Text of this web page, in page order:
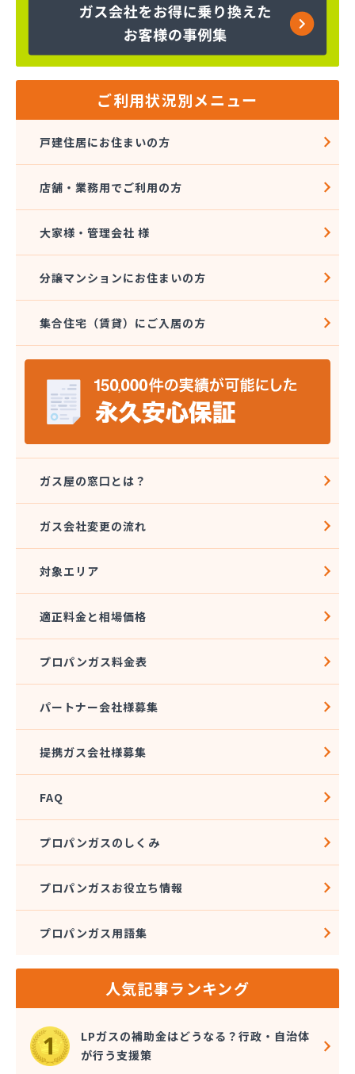
株式会社コスモ通商
株式会社ザ・トーカイ 川越支店
株式会社ザ・トーカイ 川口支店
株式会社サイサン 浦和営業所
株式会社サイサン 東松山営業所
株式会社サイサン 日高営業所
株式会社サイタマ高橋住設店
株式会社サントーコー 上福岡営業所
株式会社シミズ
株式会社シライシ ホームエネルギー事業本部
株式会社シライシ 埼玉西支店
株式会社シライシ 埼玉東部営業所
株式会社シライシ 埼玉北事業所
株式会社シンエイ
株式会社タカサカ
株式会社タガヤ
株式会社トーエル 川越営業所
株式会社トーエル 南埼玉営業所
株式会社ナカノヤ
株式会社フクダ
株式会社マルキ
株式会社ミツウロコヴェッセル 白岡店
株式会社ミツウロコヴェッセル 武蔵店
株式会社みやた商店
株式会社ライフプラス
株式会社レインボー 西埼玉営業所
株式会社磯野商事
株式会社遠藤商店
株式会社外塚商店
株式会社丸喜
株式会社丸芝高圧瓦斯
株式会社熊木節三商店
株式会社栗田商店
株式会社斎徳商店
株式会社山田商会
株式会社春山重吉商店
株式会社春山商店
株式会社森プロパン 早稲田営業所
株式会社仁井田設備
株式会社杉本設備工業
ご利用状況別メニュー
戸建住居にお住まいの方
店舗・業務用でご利用の方
大家様・管理会社 様
分譲マンションにお住まいの方
集合住宅（賃貸）にご入居の方
ガス屋の窓口とは？
ガス会社変更の流れ
対象エリア
適正料金と相場価格
プロパンガス料金表
パートナー会社様募集
提携ガス会社様募集
FAQ
プロパンガスのしくみ
プロパンガスお役立ち情報
プロパンガス用語集
人気記事ランキング
LPガスの補助金はどうなる？行政・自治体
が行う支援策